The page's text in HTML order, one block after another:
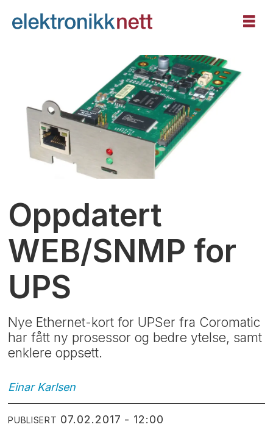
Oppdatert
WEB/SNMP for
UPS
Nye Ethernet-kort for UPSer fra Coromatic
har fått ny prosessor og bedre ytelse, samt
enklere oppsett.
Einar Karlsen
PUBLISERT 07.02.2017 - 12:00